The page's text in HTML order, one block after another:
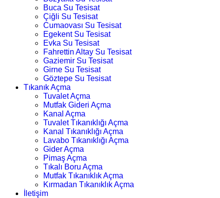
Buca Su Tesisat
Çiğli Su Tesisat
Cumaovası Su Tesisat
Egekent Su Tesisat
Evka Su Tesisat
Fahrettin Altay Su Tesisat
Gaziemir Su Tesisat
Girne Su Tesisat
Göztepe Su Tesisat
Tıkanık Açma
Tuvalet Açma
Mutfak Gideri Açma
Kanal Açma
Tuvalet Tıkanıklığı Açma
Kanal Tıkanıklığı Açma
Lavabo Tıkanıklığı Açma
Gider Açma
Pimaş Açma
Tıkalı Boru Açma
Mutfak Tıkanıklık Açma
Kırmadan Tıkanıklık Açma
İletişim